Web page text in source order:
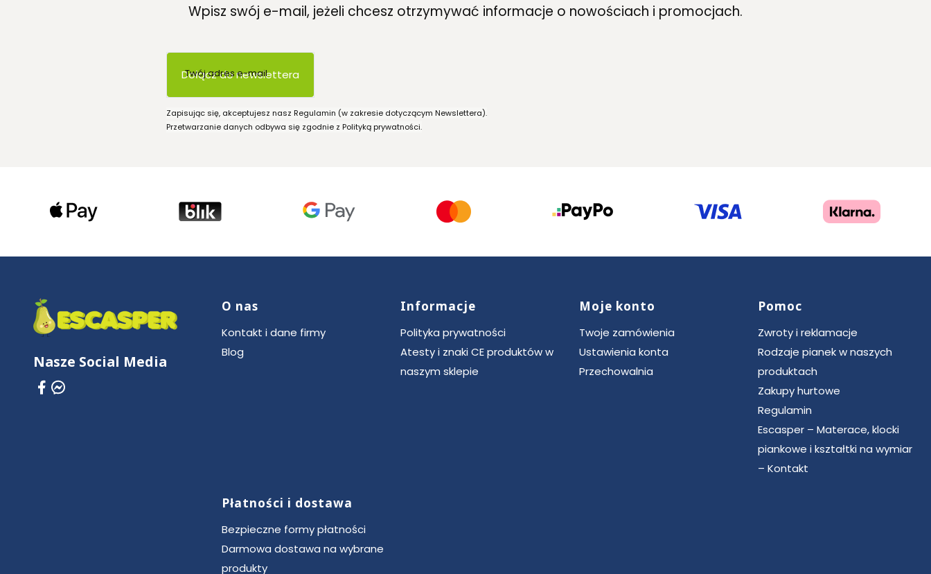
Wpisz swój e-mail, jeżeli chcesz otrzymywać informacje o nowościach i promocjach.
Twój adres e-mail
Dołącz do newslettera
Zapisując się, akceptujesz nasz Regulamin (w zakresie dotyczącym Newslettera).
Przetwarzanie danych odbywa się zgodnie z Polityką prywatności.
Nasze Social Media
Linki w stopce
O nas
Kontakt i dane firmy
Blog
Informacje
Polityka prywatności
Atesty i znaki CE produktów w
naszym sklepie
Moje konto
Twoje zamówienia
Ustawienia konta
Przechowalnia
Pomoc
Zwroty i reklamacje
Rodzaje pianek w naszych
produktach
Zakupy hurtowe
Regulamin
Escasper – Materace, klocki
piankowe i kształtki na wymiar
– Kontakt
Płatności i dostawa
Bezpieczne formy płatności
Darmowa dostawa na wybrane
produkty